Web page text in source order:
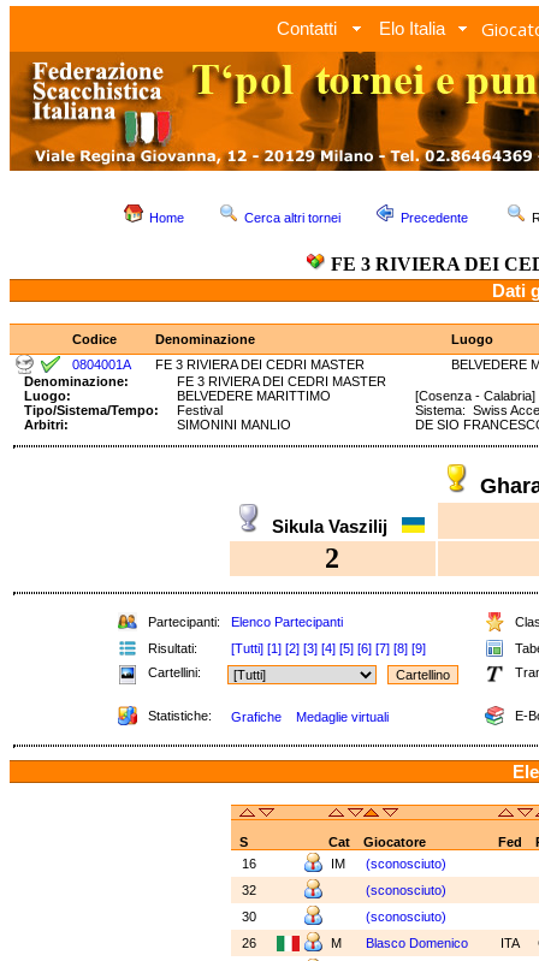
Contatti Elo Italia
Home Cerca altri tornei Precedente
FE 3 RIVIERA DEI
Dati
Codice Denominazione
Luogo
0804001A
FE 3 RIVIERA DEI CEDRI MASTER
BELVEDERE
Denominazione:
FE 3 RIVIERA DEI CEDRI MASTER
Luogo:
BELVEDERE MARITTIMO
[Cosenza - Calabria]
Tipo/Sistema/Tempo:
Festival
Sistema: Swiss
Arbitri:
SIMONINI MANLIO DE SIO
Sikula Vaszilij
2
Partecipanti: Elenco Partecipanti
Risultati:
[Tutti] [1] [2] [3] [4] [5] [6] [7] [8] [9]
Cartellini:
Statistiche: Grafiche Medaglie virtuali E-
S Cat Giocatore Fed
16
IM
(sconosciuto)
32
(sconosciuto)
30
(sconosciuto)
26
M Blasco Domenico ITA